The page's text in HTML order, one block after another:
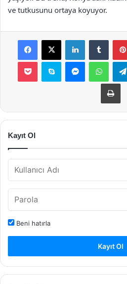
ve tutkusunu ortaya koyuyor.
Facebook
X LinkedIn
Pocket Skype Messenger
Kayıt Ol
Beni hatırla
Kayıt Ol